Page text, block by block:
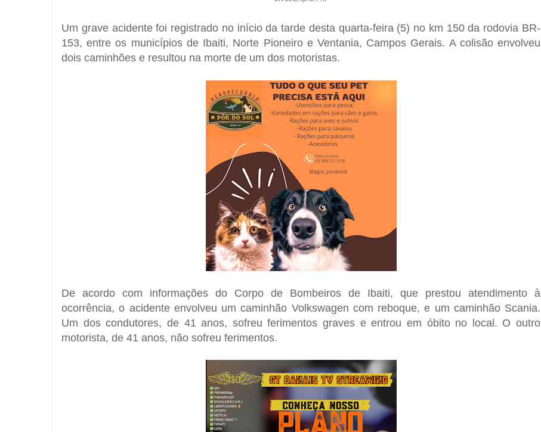
Um grave acidente foi registrado no início da tarde desta quarta-feira (5) no km 150 da rodovia BR-
153, entre os municípios de Ibaiti, Norte Pioneiro e Ventania, Campos Gerais. A colisão envolveu
dois caminhões e resultou na morte de um dos motoristas.
De acordo com informações do Corpo de Bombeiros de Ibaiti, que prestou atendimento à
ocorrência, o acidente envolveu um caminhão Volkswagen com reboque, e um caminhão Scania.
Um dos condutores, de 41 anos, sofreu ferimentos graves e entrou em óbito no local. O outro
motorista, de 41 anos, não sofreu ferimentos.